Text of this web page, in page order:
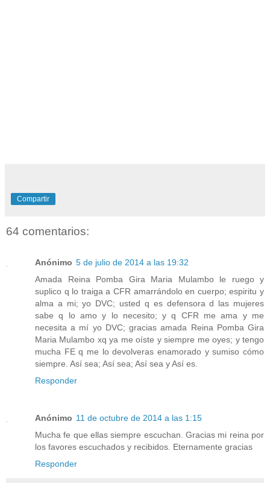
Compartir
64 comentarios:
Anónimo 5 de julio de 2014 a las 19:32
Amada Reina Pomba Gira Maria Mulambo le ruego y
suplico q lo traiga a CFR amarrándolo en cuerpo; espiritu y
alma a mi; yo DVC; usted q es defensora d las mujeres
sabe q lo amo y lo necesito; y q CFR me ama y me
necesita a mí yo DVC; gracias amada Reina Pomba Gira
Maria Mulambo xq ya me oíste y siempre me oyes; y tengo
mucha FE q me lo devolveras enamorado y sumiso cómo
siempre. Así sea; Así sea; Así sea y Así es.
Responder
Anónimo 11 de octubre de 2014 a las 1:15
Mucha fe que ellas siempre escuchan. Gracias mi reina por
los favores escuchados y recibidos. Eternamente gracias
Responder